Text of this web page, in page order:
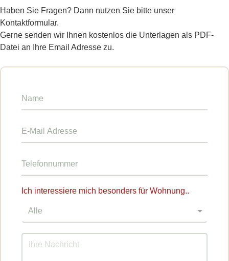
Haben Sie Fragen? Dann nutzen Sie bitte unser
Kontaktformular.
Gerne senden wir Ihnen kostenlos die Unterlagen als PDF-
Datei an Ihre Email Adresse zu.
Ich interessiere mich besonders für Wohnung..